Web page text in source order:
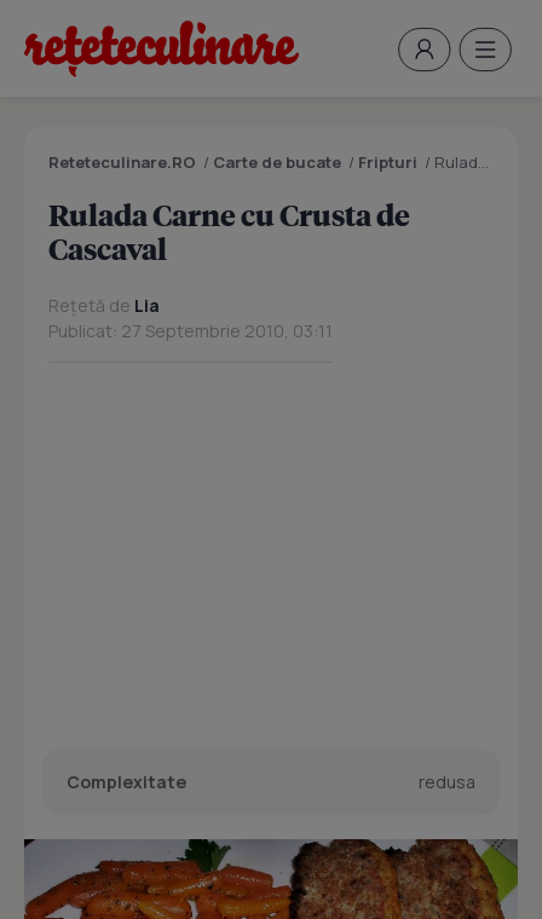
Reteteculinare.RO / Carte de bucate / Fripturi / Rulada Carne cu Crusta de Cascaval
Rulada Carne cu Crusta de
Cascaval
Rețetă de Lia
Publicat: 27 Septembrie 2010, 03:11
Complexitate redusa